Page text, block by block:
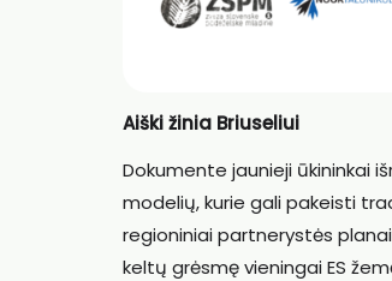
Aiški žinia Briuseliui
Dokumente jaunieji ūkininkai
modelių, kurie gali pakeisti
regioniniai partnerystės
keltų grėsmę vieningai ES